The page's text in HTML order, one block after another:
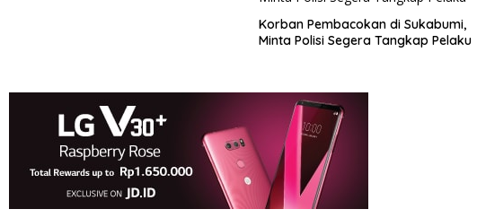
Korban Pembacokan di Sukabumi,
Minta Polisi Segera Tangkap Pelaku